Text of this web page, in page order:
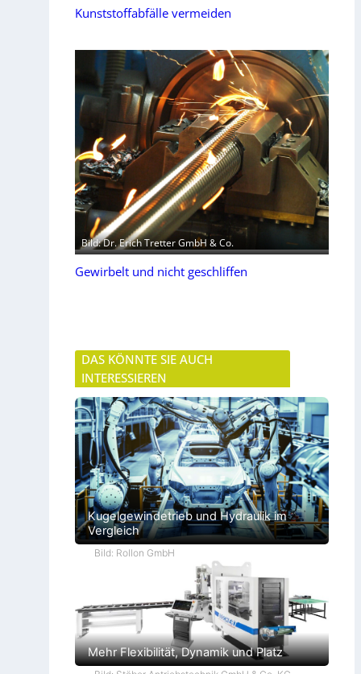
Kunststoffabfälle vermeiden
Bild: Dr. Erich Tretter GmbH & Co.
Gewirbelt und nicht geschliffen
DAS KÖNNTE SIE AUCH
INTERESSIEREN
Kugelgewindetrieb und Hydraulik im
Vergleich
Bild: Rollon GmbH
Mehr Flexibilität, Dynamik und Platz